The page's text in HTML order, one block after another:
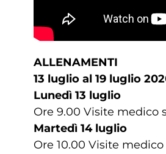
ALLENAMENTI
13 luglio al 19 luglio
Lunedì 13 luglio
Ore 9.00 Visite medico
Martedì 14 luglio
Ore 10.00 Visite